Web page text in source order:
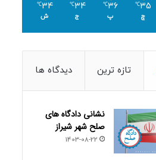
35
℃
چ
36
℃
پ
34
℃
ج
34
℃
ش
تازه ترین دیدگاه ها
نشانی دادگاه های
صلح شهر شیراز
1403-08-22